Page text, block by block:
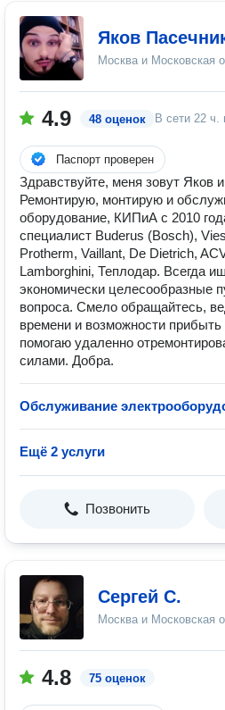
Яков
Москва и Московская
4.9 48 оценок В сети 22 ч.
Паспорт проверен
Здравствуйте, меня зовут Яков
Ремонтирую, монтирую и
оборудование, КИПиА с 2010
специалист Buderus (Bosch),
Protherm, Vaillant, De Dietrich,
Lamborghini, Теплодар. Всегда
экономически целесообразные
вопроса. Смело обращайтесь,
времени и возможности
помогаю удаленно
силами. Добра.
Обслуживание
Ещё 2 услуги
Позвонить
Сергей С.
Москва и Московская
4.8 75 оценок